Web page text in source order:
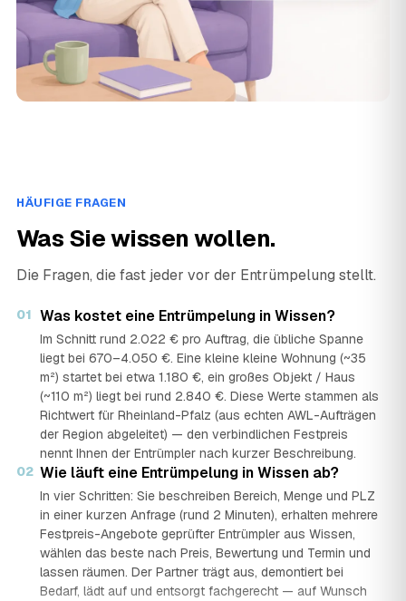
HÄUFIGE FRAGEN
Was Sie wissen wollen.
Die Fragen, die fast jeder vor der Entrümpelung stellt.
01 Was kostet eine Entrümpelung in Wissen?
Im Schnitt rund 2.022 € pro Auftrag, die übliche Spanne
liegt bei 670–4.050 €. Eine kleine kleine Wohnung (~35
m²) startet bei etwa 1.180 €, ein großes Objekt / Haus
(~110 m²) liegt bei rund 2.840 €. Diese Werte stammen als
Richtwert für Rheinland-Pfalz (aus echten AWL-Aufträgen
der Region abgeleitet) — den verbindlichen Festpreis
nennt Ihnen der Entrümpler nach kurzer Beschreibung.
02 Wie läuft eine Entrümpelung in Wissen ab?
In vier Schritten: Sie beschreiben Bereich, Menge und PLZ
in einer kurzen Anfrage (rund 2 Minuten), erhalten mehrere
Festpreis-Angebote geprüfter Entrümpler aus Wissen,
wählen das beste nach Preis, Bewertung und Termin und
lassen räumen. Der Partner trägt aus, demontiert bei
Bedarf, lädt auf und entsorgt fachgerecht — auf Wunsch